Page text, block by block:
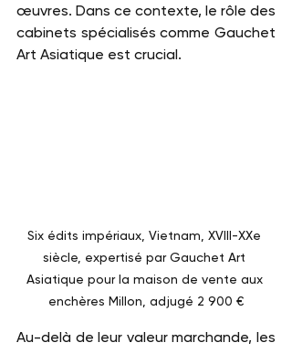
œuvres. Dans ce contexte, le rôle des
cabinets spécialisés comme Gauchet
Art Asiatique est crucial.
Six édits impériaux, Vietnam, XVIII-XXe
siècle, expertisé par Gauchet Art
Asiatique pour la maison de vente aux
enchères Millon, adjugé 2 900 €
Au-delà de leur valeur marchande, les